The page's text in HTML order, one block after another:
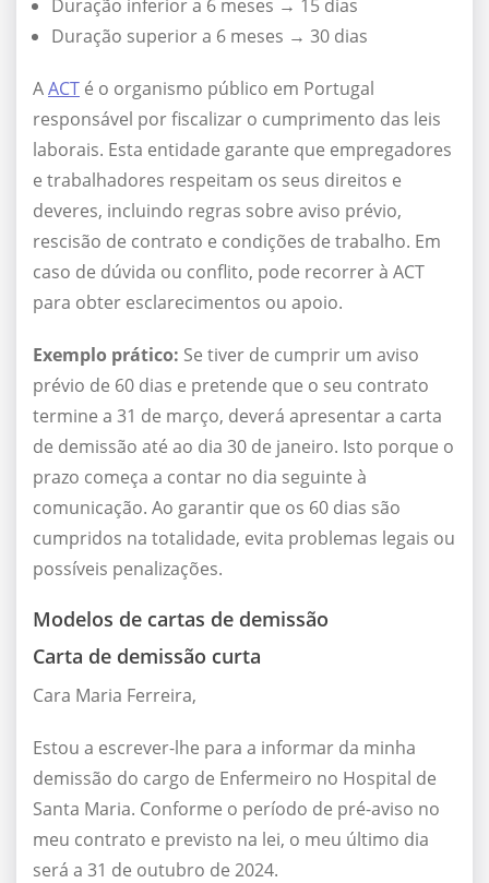
Duração inferior a 6 meses → 15 dias
Duração superior a 6 meses → 30 dias
AACT é o organismo público em Portugal
responsável por fiscalizar o cumprimento das leis
laborais. Esta entidade garante que empregadores
e trabalhadores respeitam os seus direitos e
deveres, incluindo regras sobre aviso prévio,
rescisão de contrato e condições de trabalho. Em
caso de dúvida ou conflito, pode recorrer à ACT
para obter esclarecimentos ou apoio.
Exemplo prático: Se tiver de cumprir um aviso
prévio de 60 dias e pretende que o seu contrato
termine a 31 de março, deverá apresentar a carta
de demissão até ao dia 30 de janeiro. Isto porque o
prazo começa a contar no dia seguinte à
comunicação. Ao garantir que os 60 dias são
cumpridos na totalidade, evita problemas legais ou
possíveis penalizações.
Modelos de cartas de demissão
Carta de demissão curta
Cara Maria Ferreira,
Estou a escrever-lhe para a informar da minha
demissão do cargo de Enfermeiro no Hospital de
Santa Maria. Conforme o período de pré-aviso no
meu contrato e previsto na lei, o meu último dia
será a 31 de outubro de 2024.